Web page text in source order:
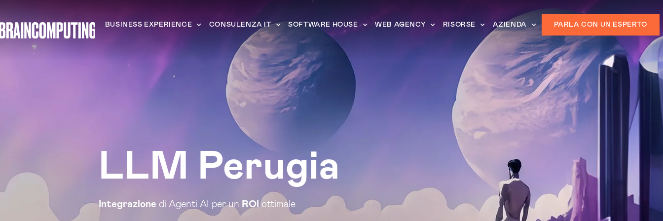
BUSINESS EXPERIENCE CONSULENZA IT SOFTWARE HOUSE WEB AGENCY RISORSE AZIENDA PARLA CON UN ESPERTO
LLM Perugia
Integrazione di Agenti AI per un ROI ottimale